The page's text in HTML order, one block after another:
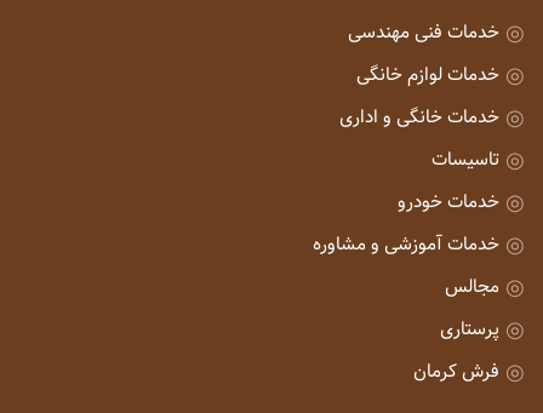
خدمات فنی مهندسی
خدمات لوازم خانگی
خدمات خانگی و اداری
تاسیسات
خدمات خودرو
خدمات آموزشی و مشاوره
مجالس
پرستاری
فرش کرمان